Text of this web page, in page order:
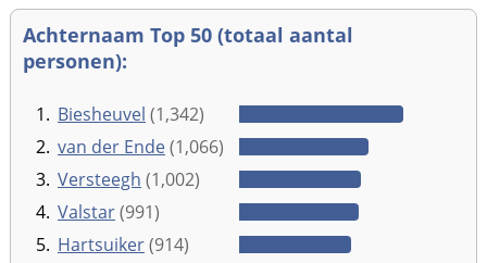
Achternaam Top 50 (totaal aantal
personen):
1. Biesheuvel (1,342)
2. van der Ende(1,066)
3. Versteegh (1,002)
4. Valstar(991)
5. Hartsuiker(914)